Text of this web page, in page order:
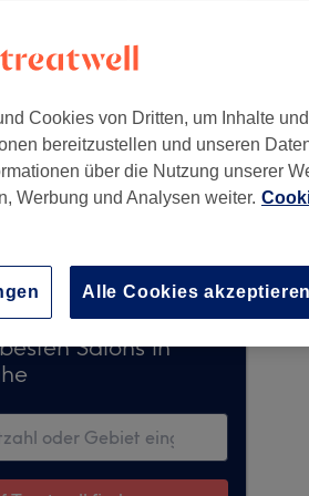
über Treatwell
finden.
Salons in
Cookies von Dritten, um Inhalte
bereitzustellen und unseren
über die Nutzung unserer
Werbung und Analysen weiter.
Alle Cookies